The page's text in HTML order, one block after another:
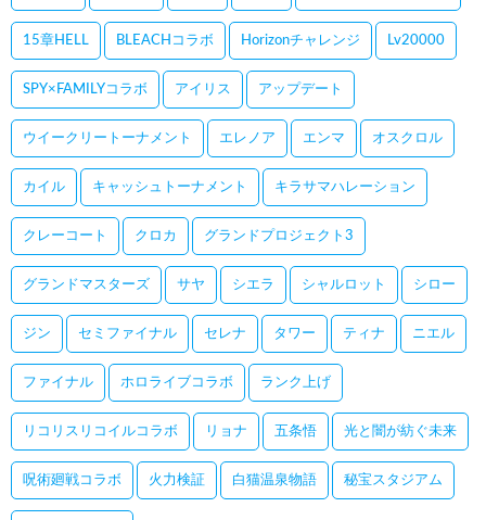
15章HELL BLEACHコラボ Horizonチャレンジ Lv20000
SPY×FAMILYコラボ アイリス アップデート
ウイークリートーナメント エレノア エンマ オスクロル
カイル キャッシュトーナメント キラサマハレーション
クレーコート クロカ グランドプロジェクト3
グランドマスターズ サヤ シエラ シャルロット シロー
ジン セミファイナル セレナ タワー ティナ ニエル
ファイナル ホロライブコラボ ランク上げ
リコリスリコイルコラボ リョナ 五条悟 光と闇が紡ぐ未来
呪術廻戦コラボ 火力検証 白猫温泉物語 秘宝スタジアム